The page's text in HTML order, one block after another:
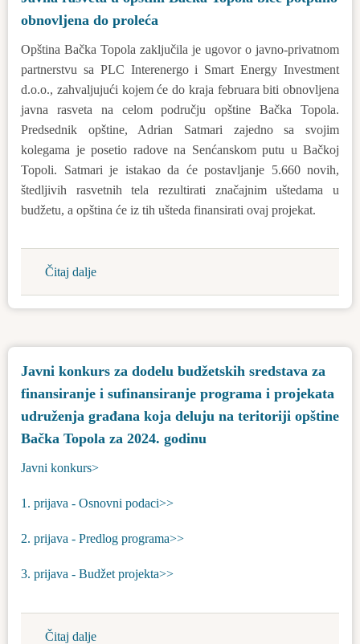
udruženja
opštine
Topola
2024.
obnovljena do proleća
Opština Bačka Topola zaključila je ugovor o javno-privatnom
partnerstvu sa PLC Interenergo i Smart Energy Investment
d.o.o., zahvaljujući kojem će do kraja februara biti obnovljena
javna rasveta na celom području opštine Bačka Topola.
Predsednik opštine, Adrian Satmari zajedno sa svojim
kolegama je posetio radove na Senćanskom putu u Bačkoj
Topoli. Satmari je istakao da će postavljanje 5.660 novih,
štedljivih rasvetnih tela rezultirati značajnim uštedama u
budžetu, a opština će iz tih ušteda finansirati ovaj projekat.
Čitaj dalje
Javna
rasveta
Bačka
Topola
biće
potpuno
do
Javni konkurs za dodelu budžetskih sredstava za
finansiranje i sufinansiranje programa i projekata
udruženja građana koja deluju na teritoriji opštine
Bačka Topola za 2024. godinu
Javni konkurs>
1. prijava - Osnovni podaci>>
2. prijava - Predlog programa>>
3. prijava - Budžet projekta>>
Čitaj dalje